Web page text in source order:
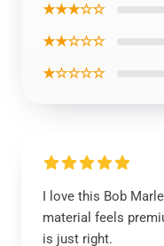
★★★☆☆
★★☆☆☆
★☆☆☆☆
I love this Bob
material feels
is just right.